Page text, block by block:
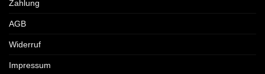
Zahlung
AGB
Widerruf
Impressum